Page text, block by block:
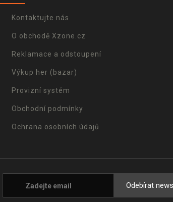
Kontaktujte nás
O obchodě Xzone.cz
Reklamace a odstoupení
Výkup her (bazar)
Provizní systém
Obchodní podmínky
Ochrana osobních údajů
Odebírat